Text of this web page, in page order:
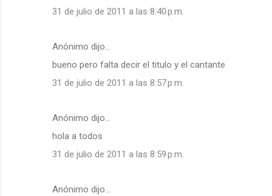
31 de julio de 2011 a las 8:40 p.m.
Anónimo dijo…
bueno pero falta decir el titulo y el cantante
31 de julio de 2011 a las 8:57 p.m.
Anónimo dijo…
hola a todos
31 de julio de 2011 a las 8:59 p.m.
Anónimo dijo…